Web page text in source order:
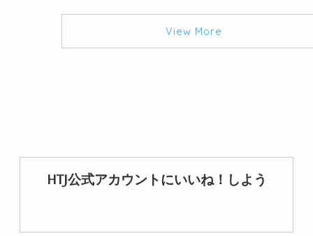
View More
HTJ公式アカウントにいいね！しよう